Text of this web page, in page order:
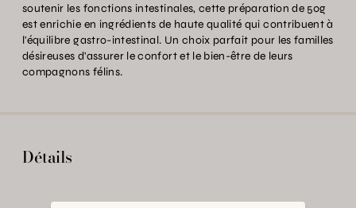
soutenir les fonctions intestinales, cette préparation de 50g
est enrichie en ingrédients de haute qualité qui contribuent à
l'équilibre gastro-intestinal. Un choix parfait pour les familles
désireuses d'assurer le confort et le bien-être de leurs
compagnons félins.
Détails